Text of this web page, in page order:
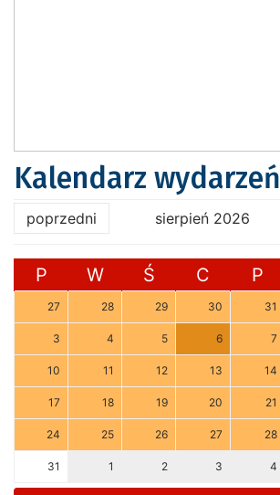
Kalendarz wydarzeń
poprzedni sierpień 2026
P W Ś C P
27 28 29 30 31
3 4 5 6 7
10 11 12 13 14
17 18 19 20 21
24 25 26 27 28
31 1 2 3 4